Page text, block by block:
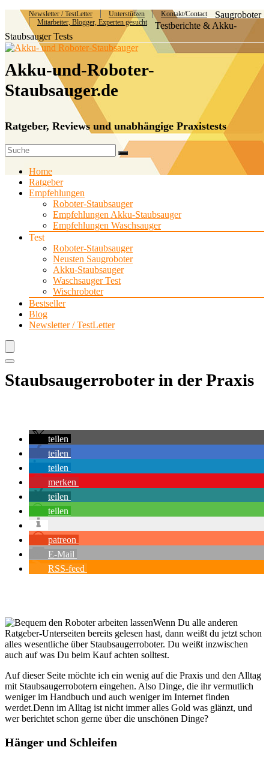
Newsletter / TestLetter Unterstützen
Kontakt/Contact
Mitarbeiter, Blogger, Experten gesucht
Saugroboter
Testberichte & Akku-
Staubsauger Tests
Akku-und-Roboter-
Staubsauger.de
Ratgeber, Reviews und unabhängige Praxistests
Home
Ratgeber
Empfehlungen
Roboter-Staubsauger
Empfehlungen Akku-Staubsauger
Empfehlungen Waschsauger
Test
Roboter-Staubsauger
Neusten Saugroboter
Akku-Staubsauger
Waschsauger Test
Wischroboter
Bestseller
Blog
Newsletter / TestLetter
Staubsaugerroboter in der Praxis
teilen
teilen
teilen
merken
teilen
teilen
patreon
E-Mail
RSS-feed
Wenn Du alle anderen
Ratgeber-Unterseiten bereits gelesen hast, dann weißt du jetzt schon
alles wesentliche über Staubsaugerroboter. Du weißt inzwischen
auch auf was Du beim Kauf achten solltest.
Auf dieser Seite möchte ich ein wenig auf die Praxis und den Alltag
mit Staubsaugerrobotern eingehen. Also Dinge, die ihr vermutlich
weniger im Handbuch und auch weniger im Internet finden
werdet.Denn im Alltag ist nicht immer alles Gold was glänzt, und
wer berichtet schon gerne über die unschönen Dinge?
Hänger und Schleifen